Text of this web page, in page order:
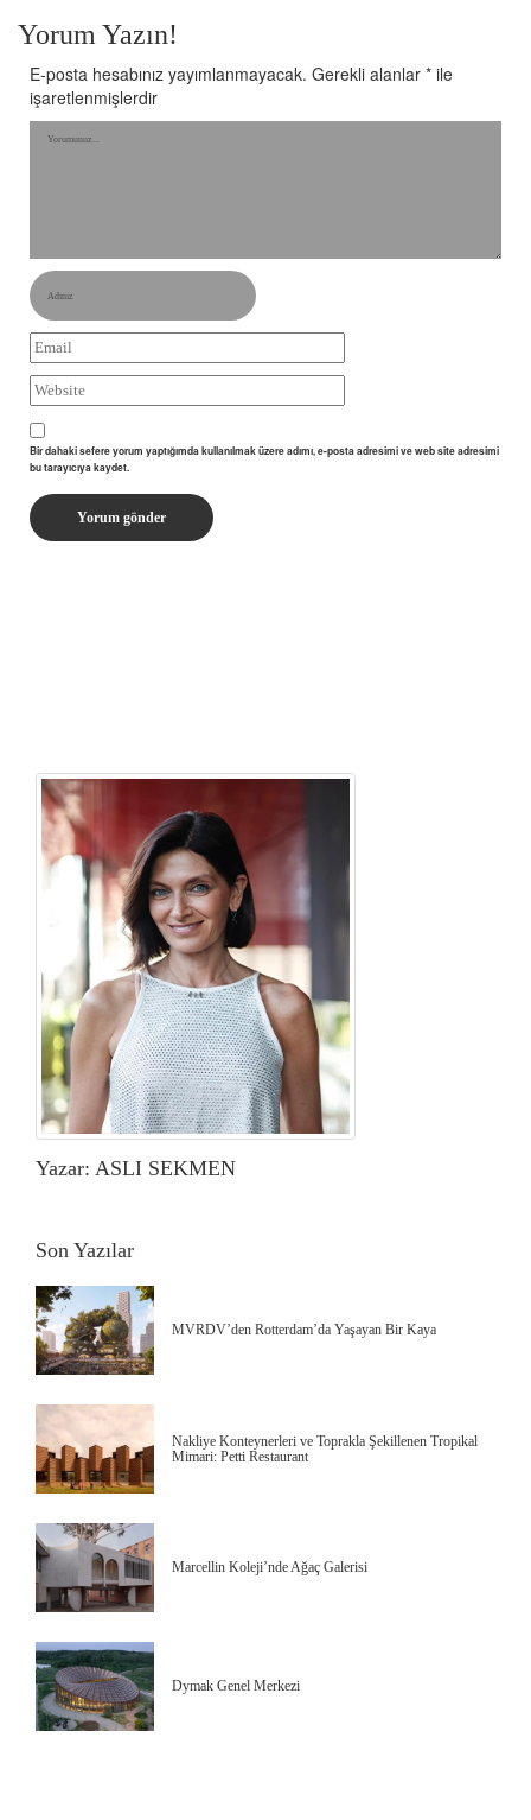
Yorum Yazın!
E-posta hesabınız yayımlanmayacak. Gerekli alanlar * ile
işaretlenmişlerdir
Bir dahaki sefere yorum yaptığımda kullanılmak üzere adımı, e-posta adresimi ve web site adresimi
bu tarayıcıya kaydet.
Yazar: ASLI SEKMEN
Son Yazılar
MVRDV’den Rotterdam’da Yaşayan Bir Kaya
Nakliye Konteynerleri ve Toprakla Şekillenen Tropikal
Mimari: Petti Restaurant
Marcellin Koleji’nde Ağaç Galerisi
Dymak Genel Merkezi